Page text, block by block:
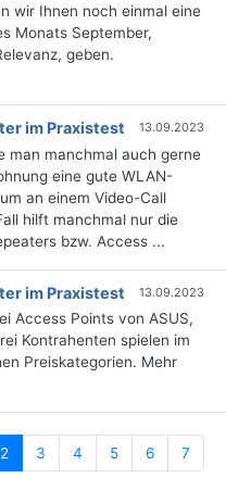
wir Ihnen noch einmal eine
Monats September,
geben.
im Praxistest 13.09.2023
man manchmal auch gerne
eine gute WLAN-
an einem Video-Call
hilft manchmal nur die
bzw. Access ...
im Praxistest 13.09.2023
Access Points von ASUS,
Kontrahenten spielen im
Preiskategorien. Mehr
2 (current)
3 4 5 6 7